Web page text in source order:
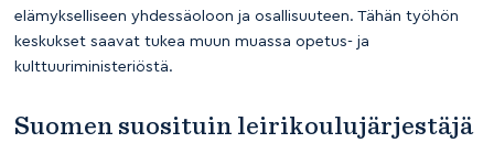
elämykselliseen yhdessäoloon ja osallisuuteen. Tähän työhön
keskukset saavat tukea muun muassa opetus- ja
kulttuuriministeriöstä.
Suomen suosituin leirikoulujärjestäjä